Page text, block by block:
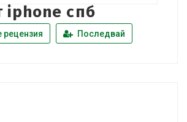
iphone спб
рецензия Последвай